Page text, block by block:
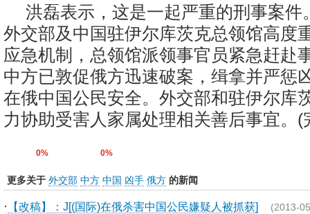
洪磊表示，这是一起严重的刑事案件
外交部及中国驻伊尔库茨克总领馆高度
应急机制，总领馆派领事官员紧急赶赴
中方已敦促俄方迅速破案，缉拿并严惩
在俄中国公民安全。外交部和驻伊尔库
力协助受害人家属处理相关善后事宜。(
0% 0%
更多关于 外交部 中方 中国 凶手 俄方 的新闻
· 【改稿】：J[(国际)在俄杀害中国公民嫌疑人被抓获] (2013-